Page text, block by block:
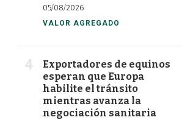
05/08/2026
VALOR AGREGADO
Exportadores de equinos
esperan que Europa
habilite el tránsito
mientras avanza la
negociación sanitaria